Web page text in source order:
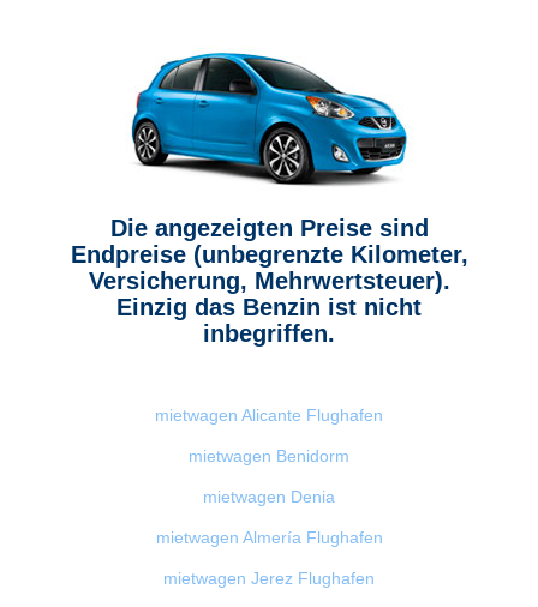
Die angezeigten Preise sind
Endpreise (unbegrenzte Kilometer,
Versicherung, Mehrwertsteuer).
Einzig das Benzin ist nicht
inbegriffen.
mietwagen Alicante Flughafen
mietwagen Benidorm
mietwagen Denia
mietwagen Almería Flughafen
mietwagen Jerez Flughafen